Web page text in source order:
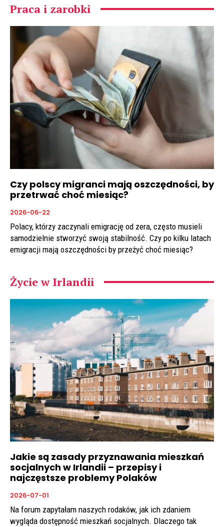
Praca i zarobki
Czy polscy migranci mają oszczędności, by
przetrwać choć miesiąc?
2026-06-22
Polacy, którzy zaczynali emigrację od zera, często musieli
samodzielnie stworzyć swoją stabilność. Czy po kilku latach
emigracji mają oszczędności by przeżyć choć miesiąc?
Życie w Irlandii
Jakie są zasady przyznawania mieszkań
socjalnych w Irlandii – przepisy i
najczęstsze problemy Polaków
2026-07-01
Na forum zapytałam naszych rodaków, jak ich zdaniem
wygląda dostępność mieszkań socjalnych. Dlaczego tak